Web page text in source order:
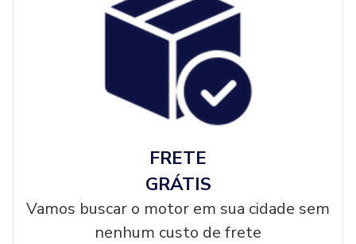
FRETE
GRÁTIS
Vamos buscar o motor em sua cidade sem
nenhum custo de frete